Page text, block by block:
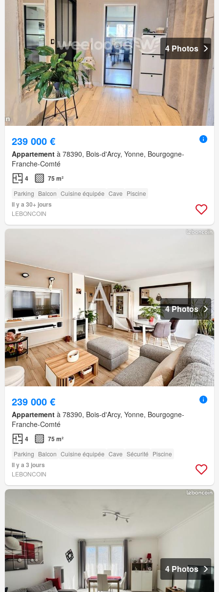
4 Photos
239 000 €
Appartement à 78390, Bois-d'Arcy, Yonne, Bourgogne-
Franche-Comté
4 75 m²
Parking Balcon Cuisine équipée Cave Piscine
Il y a 30+ jours
LEBONCOIN
4 Photos
239 000 €
Appartement à 78390, Bois-d'Arcy, Yonne, Bourgogne-
Franche-Comté
4 75 m²
Parking Balcon Cuisine équipée Cave Sécurité Piscine
Il y a 3 jours
LEBONCOIN
4 Photos